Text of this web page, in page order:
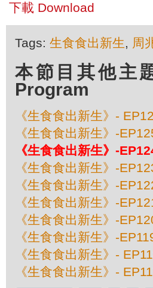
下載 Download
Tags: 生食食出新生, 周
本節目其他主
Program
《生食食出新生》-
《生食食出新生》-
《生食食出新生》-
《生食食出新生》-
《生食食出新生》-
《生食食出新生》-
《生食食出新生》-
《生食食出新生》-
《生食食出新生》-
《生食食出新生》-